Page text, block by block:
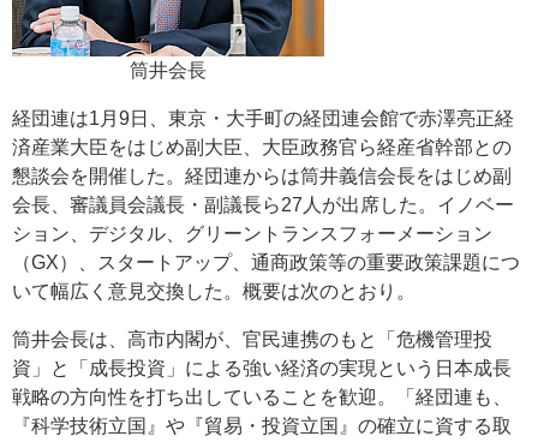
筒井会長
経団連は1月9日、東京・大手町の経団連会館で赤澤亮正経
済産業大臣をはじめ副大臣、大臣政務官ら経産省幹部との
懇談会を開催した。経団連からは筒井義信会長をはじめ副
会長、審議員会議長・副議長ら27人が出席した。イノベー
ション、デジタル、グリーントランスフォーメーション
（GX）、スタートアップ、通商政策等の重要政策課題につ
いて幅広く意見交換した。概要は次のとおり。
筒井会長は、高市内閣が、官民連携のもと「危機管理投
資」と「成長投資」による強い経済の実現という日本成長
戦略の方向性を打ち出していることを歓迎。「経団連も、
『科学技術立国』や『貿易・投資立国』の確立に資する取